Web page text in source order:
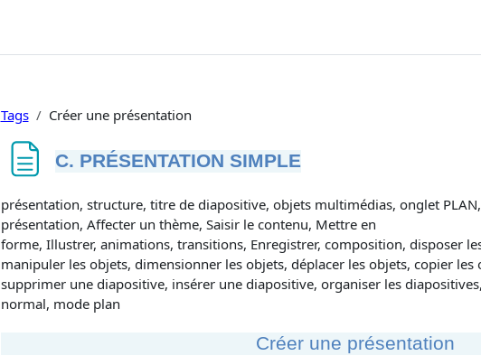
Tags Créer une présentation
C. PRÉSENTATION SIMPLE
Conditions d’achèvement
présentation, structure, titre de diapositive, objets multimédias, onglet
présentation, Affecter un thème, Saisir le contenu, Mettre en
forme, Illustrer, animations, transitions, Enregistrer, composition, disposer
manipuler les objets, dimensionner les objets, déplacer les objets, copier
supprimer une diapositive, insérer une diapositive, organiser les
normal, modeplan
Créer une présentation